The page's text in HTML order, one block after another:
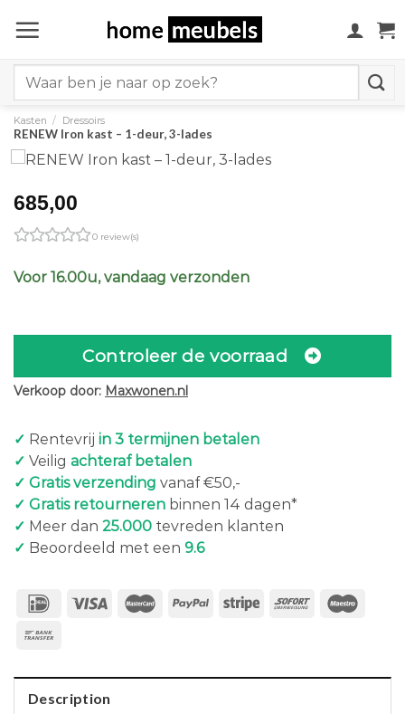
naar
for:
Kasten / Dressoirs
RENEW Iron kast – 1-deur, 3-lades
685,00
0 review(s)
Voor 16.00u, vandaag verzonden
Controleer de voorraad
Verkoop door: Maxwonen.nl
✓ Rentevrij in 3 termijnen betalen
✓ Veilig achteraf betalen
✓ Gratis verzending vanaf €50,-
✓ Gratis retourneren binnen 14 dagen*
✓ Meer dan 25.000 tevreden klanten
✓ Beoordeeld met een 9.6
Description